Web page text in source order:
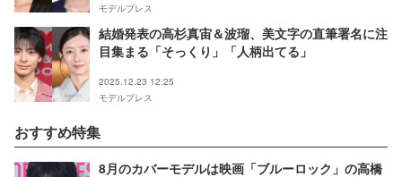
モデルプレス
結婚発表の高杉真宙＆波瑠、美文字の直筆署名に注
目集まる「そっくり」「人柄出てる」
2025.12.23 12:25
モデルプレス
おすすめ特集
8月のカバーモデルは映画「ブルーロック」の高橋